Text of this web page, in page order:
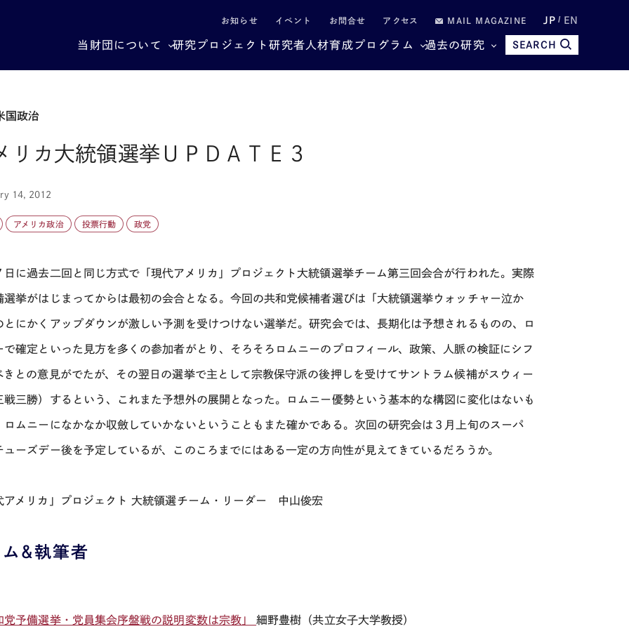
お知らせ イベント お問合せ アクセス MAIL MAGAZINE JP EN
当財団について 研究プロジェクト研究者 人材育成プログラム 過去の研究 SEARCH
国政治
リカ大統領選挙ＵＰＤＡＴＥ３
14, 2012
アメリカ政治 投票行動 政党
日に過去二回と同じ方式で「現代アメリカ」プロジェクト大統領選挙チーム第三回会合が行われた。実際
選挙がはじまってからは最初の会合となる。今回の共和党候補者選びは「大統領選挙ウォッチャー泣か
とにかくアップダウンが激しい予測を受けつけない選挙だ。研究会では、長期化は予想されるものの、ロ
で確定といった見方を多くの参加者がとり、そろそろロムニーのプロフィール、政策、人脈の検証にシフ
きとの意見がでたが、その翌日の選挙で主として宗教保守派の後押しを受けてサントラム候補がスウィー
戦三勝）するという、これまた予想外の展開となった。ロムニー優勢という基本的な構図に変化はないも
ロムニーになかなか収斂していかないということもまた確かである。次回の研究会は３月上旬のスーパ
ューズデー後を予定しているが、このころまでにはある一定の方向性が見えてきているだろうか。
アメリカ」プロジェクト 大統領選チーム・リーダー 中山俊宏
ム＆執筆者
党予備選挙・党員集会序盤戦の説明変数は宗教」細野豊樹（共立女子大学教授）